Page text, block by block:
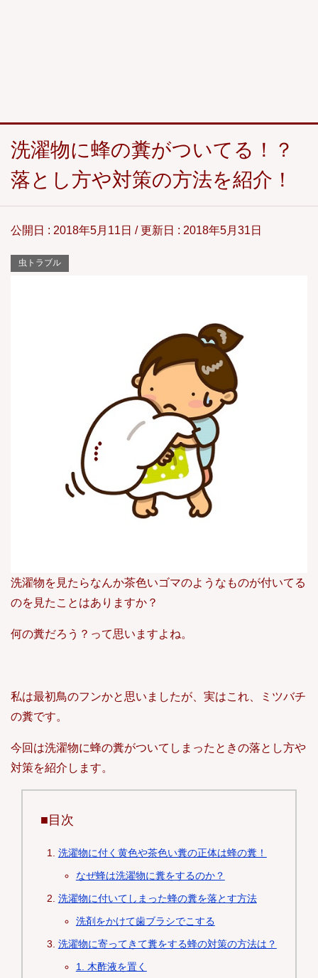
洗濯物に蜂の糞がついてる！？
落とし方や対策の方法を紹介！
公開日 : 2018年5月11日 / 更新日 : 2018年5月31日
虫トラブル
洗濯物を見たらなんか茶色いゴマのようなものが付いてる
のを見たことはありますか？
何の糞だろう？って思いますよね。
私は最初鳥のフンかと思いましたが、実はこれ、ミツバチ
の糞です。
今回は洗濯物に蜂の糞がついてしまったときの落とし方や
対策を紹介します。
■目次
洗濯物に付く黄色や茶色い糞の正体は蜂の糞！
なぜ蜂は洗濯物に糞をするのか？
洗濯物に付いてしまった蜂の糞を落とす方法
洗剤をかけて歯ブラシでこする
洗濯物に寄ってきて糞をする蜂の対策の方法は？
1. 木酢液を置く